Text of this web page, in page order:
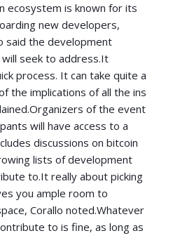
ecosystem is known for its
new developers,
said the development
seek to address.It
process. It can take quite a
the implications of all the ins
of the event
will have access to a
discussions on bitcoin
lists of development
to.It really about picking
you ample room to
Corallo noted.Whatever
to is fine, as long as